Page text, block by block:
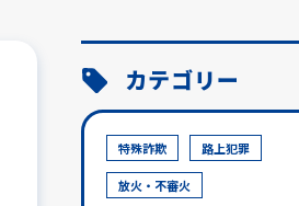
カテゴリー
特殊詐欺 路上犯罪
放火・不審火